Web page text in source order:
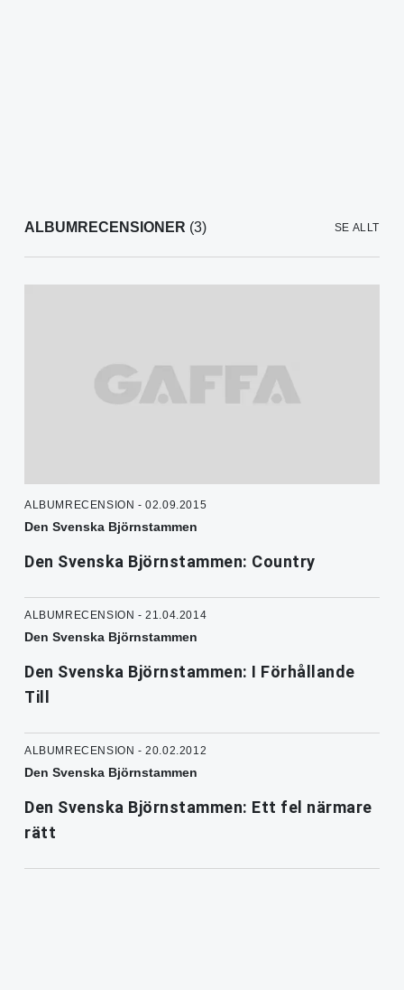
ALBUMRECENSIONER (3) SE ALLT
ALBUMRECENSION - 02.09.2015
Den Svenska Björnstammen
Den Svenska Björnstammen: Country
ALBUMRECENSION - 21.04.2014
Den Svenska Björnstammen
Den Svenska Björnstammen: I Förhållande
Till
ALBUMRECENSION - 20.02.2012
Den Svenska Björnstammen
Den Svenska Björnstammen: Ett fel närmare
rätt